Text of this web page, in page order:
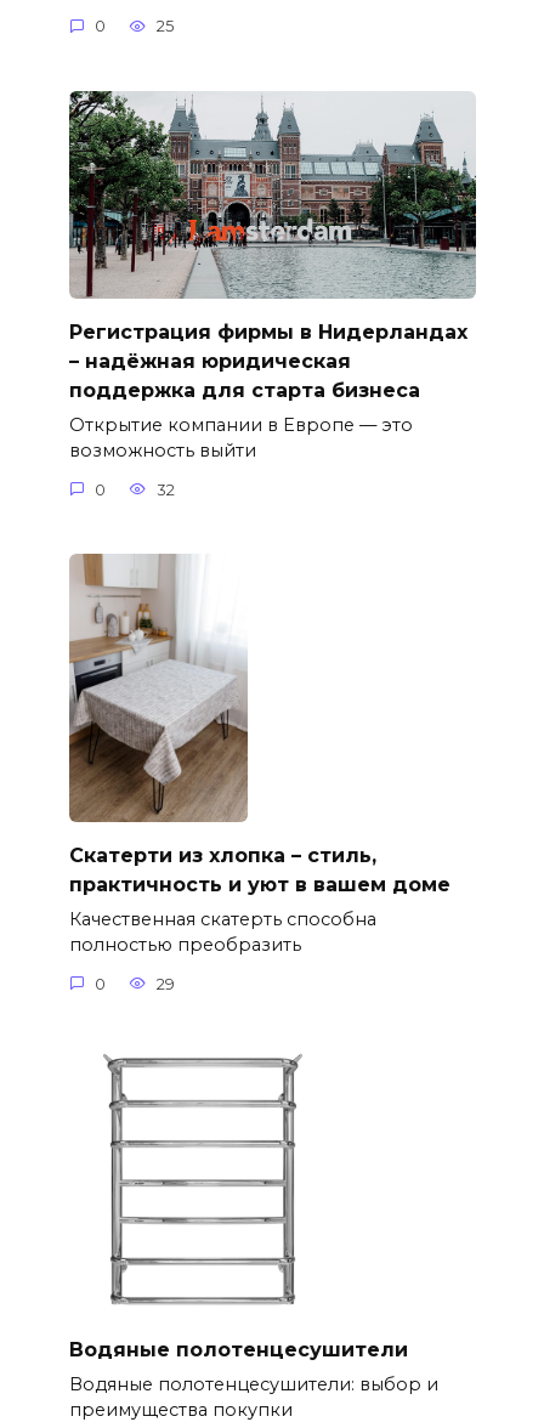
0 25
Регистрация фирмы в Нидерландах
– надёжная юридическая
поддержка для старта бизнеса
Открытие компании в Европе — это
возможность выйти
0 32
Скатерти из хлопка – стиль,
практичность и уют в вашем доме
Качественная скатерть способна
полностью преобразить
0 29
Водяные полотенцесушители
Водяные полотенцесушители: выбор и
преимущества покупки